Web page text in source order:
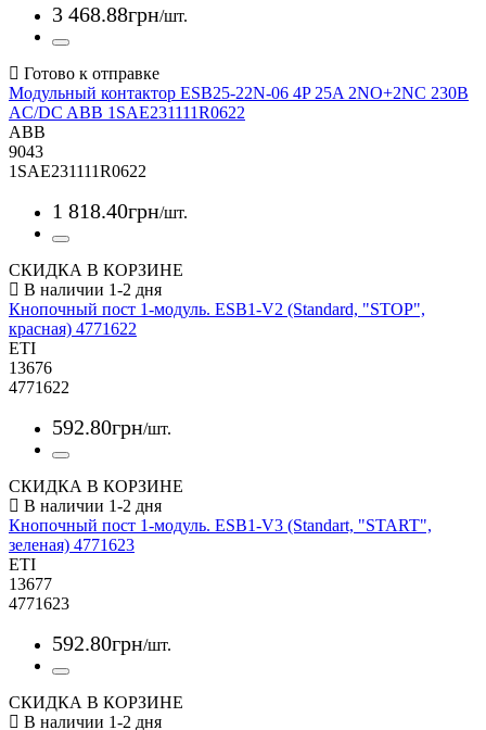
3 468.88грн/шт.
Модульный контактор ESB25-22N-06 4P 25A 2NO+2NC 230B
AC/DC ABB 1SAE231111R0622
ABB
9043
1SAE231111R0622
1 818.40грн/шт.
СКИДКА В КОРЗИНЕ
Кнопочный пост 1-модуль. ESB1-V2 (Standard, "STOP",
красная) 4771622
ETI
13676
4771622
592.80грн/шт.
СКИДКА В КОРЗИНЕ
Кнопочный пост 1-модуль. ESB1-V3 (Standart, "START",
зеленая) 4771623
ETI
13677
4771623
592.80грн/шт.
СКИДКА В КОРЗИНЕ